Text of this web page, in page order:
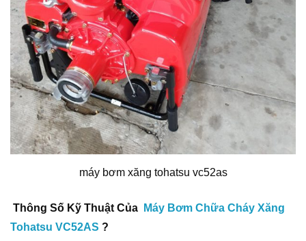
máy bơm xăng tohatsu vc52as
Thông Số Kỹ Thuật Của
Máy Bơm Chữa Cháy Xăng
Tohatsu VC52AS ?